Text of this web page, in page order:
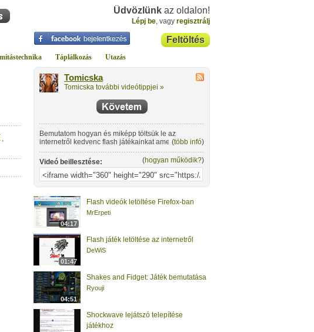
Üdvözlünk az oldalon!
Lépj be, vagy regisztrálj
Feltöltés
Táplálkozás Utazás
,
Tomicska
Tomicska további videótippjei »
Bemutatom hogyan és miképp töltsük le az
internetről kedvenc flash játékainkat amelyekkel
aztán internet kapcsolat nélkül is tudunk játszani.
(több infó)
Videó beillesztése: (hogyan működik?)
04:17
Flash videók letöltése Firefox-ban
MrErpeti
01:47
Flash játék letöltése az internetről
DeWiS
04:51
Shakes and Fidget: Játék bemutatása
Ryouji
Shockwave lejátszó telepítése
játékhoz